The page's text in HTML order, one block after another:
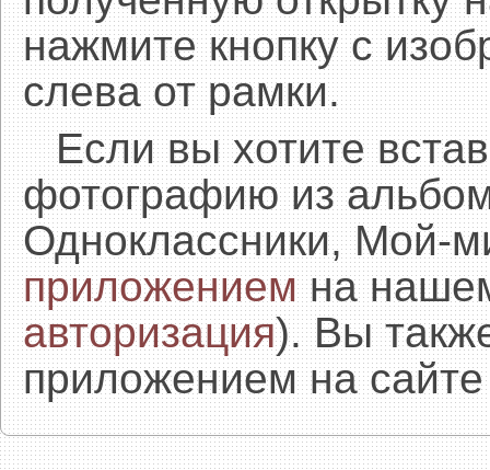
нажмите кнопку с
слева от рамки.
Если вы хотите
фотографию из
Одноклассники, Мой-
приложениемна нашем
авторизация). Вы
приложением на сайте